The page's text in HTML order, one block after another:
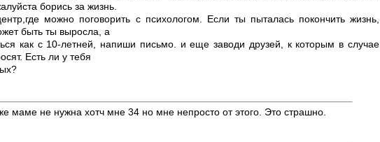
борись за жизнь.
можно поговорить с психологом. Если ты пыталась покончить жизнь,
быть ты выросла, а
как с 10-летней, напиши письмо. и еще заводи друзей, к которым в случае
Есть ли у тебя
маме не нужна хотч мне 34 но мне непросто от этого. Это страшно.